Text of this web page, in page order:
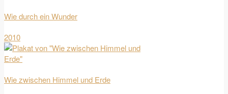
Wie durch ein Wunder
2010
Wie zwischen Himmel und Erde